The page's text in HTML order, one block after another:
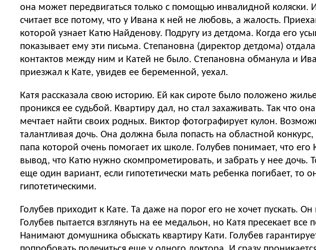
она может передвигаться только с помощью инвалидной коляски.
считает все потому, что у Ивана к ней не любовь, а жалость.
которой узнает Катю Найденову. Подругу из детдома. Когда его
показывает ему эти письма. Степановна (директор детдома)
контактов между ним и Катей не было. Степановна обманула и
приезжал к Кате, увидев ее беременной, уехал.
Катя рассказала свою историю. Ей как сироте было положено жилье. Но отовсюду ее отфутболивали. Попала она на прием к Голубеву. И тот
проникся ее судьбой. Квартиру дал, но стал захаживать. Так что она считай, продалась. Думала, он женится, а он исчез из ее жизни. Катя
мечтает найти своих родных. Виктор фотографирует кулон.
талантливая дочь. Она должна была попасть на областной
папа которой очень помогает их школе. Голубев понимает, что его
вывод, что Катю нужно скомпрометировать, и забрать у нее дочь.
еще один вариант, если гипотетически мать ребенка погибает, то
гипотетическими.
Голубев приходит к Кате. Та даже на порог его не хочет пускать.
Голубев пытается взглянуть на ее медальон, но Катя пресекает
Нанимают домушника обыскать квартиру Кати. Голубев